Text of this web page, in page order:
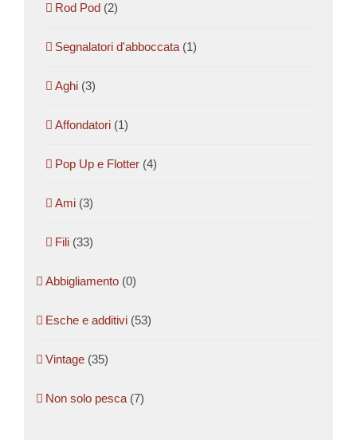
Rod Pod (2)
Segnalatori d'abboccata (1)
Aghi (3)
Affondatori (1)
Pop Up e Flotter (4)
Ami (3)
Fili (33)
Abbigliamento (0)
Esche e additivi (53)
Vintage (35)
Non solo pesca (7)